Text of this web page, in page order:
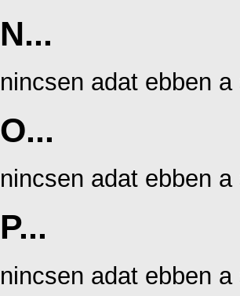
N...
nincsen adat ebben
O...
nincsen adat ebben
P...
nincsen adat ebben